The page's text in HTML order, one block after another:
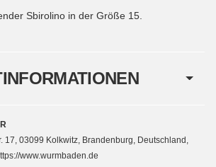
Sbirolino in der Größe 15.
17, 03099 Kolkwitz, Brandenburg, Deutschland,
www.wurmbaden.de